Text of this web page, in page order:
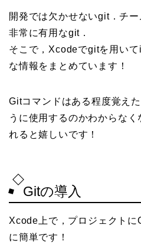
開発では欠かせないgit．チ
非常に有用なgit．
そこで，Xcodeでgitを用い
な情報をまとめています！
Gitコマンドはある程度覚え
うに使用するのかわからなく
れると嬉しいです！
Gitの導入
Xcode上で，プロジェクトに
に簡単です！